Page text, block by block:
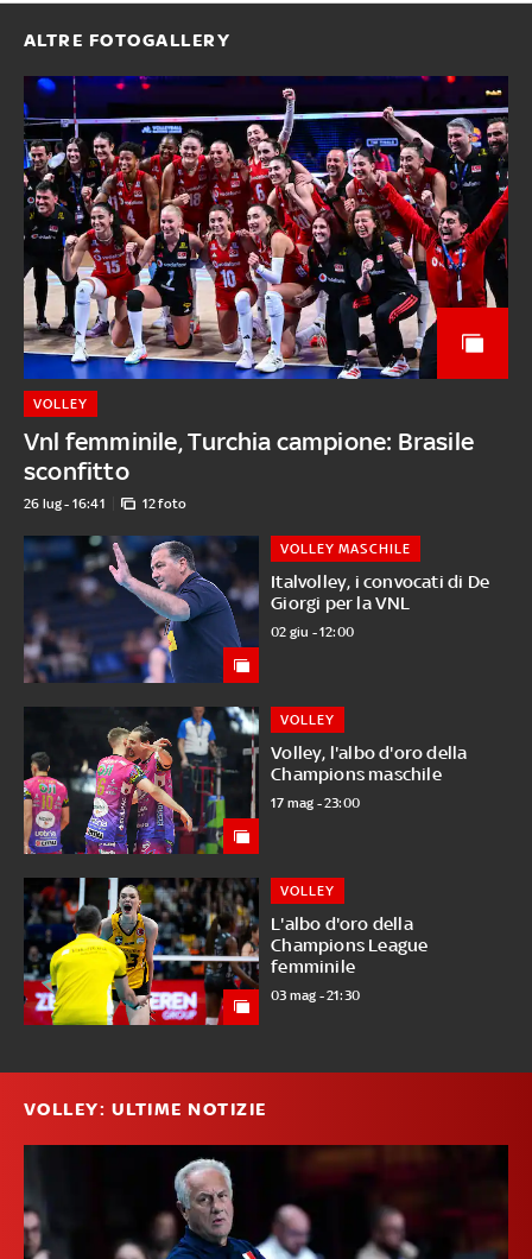
ALTRE FOTOGALLERY
Vnl femminile, Turchia campione: Brasile
sconfitto
VOLLEY
26 lug - 16:41 12 foto
Italvolley, i convocati di De
Giorgi per la VNL
VOLLEY MASCHILE
02 giu - 12:00
Volley, l'albo d'oro della
Champions maschile
VOLLEY
17 mag - 23:00
L'albo d'oro della
Champions League
femminile
VOLLEY
03 mag - 21:30
VOLLEY: ULTIME NOTIZIE